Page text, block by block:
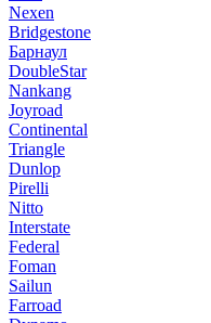
Nexen
Bridgestone
Барнаул
DoubleStar
Nankang
Joyroad
Continental
Triangle
Dunlop
Pirelli
Nitto
Interstate
Federal
Foman
Sailun
Farroad